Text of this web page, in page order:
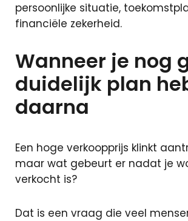
persoonlijke situatie,
financiële zekerheid.
Wanneer je nog
duidelijk plan
daarna
Een hoge verkoopprijs klinkt
maar wat gebeurt er nadat je
verkocht is?
Dat is een vraag die veel